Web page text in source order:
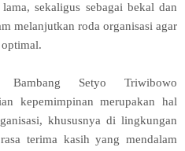
sekaligus sebagai bekal dan
melanjutkan roda organisasi agar
Setyo Triwibowo
kepemimpinan merupakan hal
khususnya di lingkungan
terima kasih yang mendalam